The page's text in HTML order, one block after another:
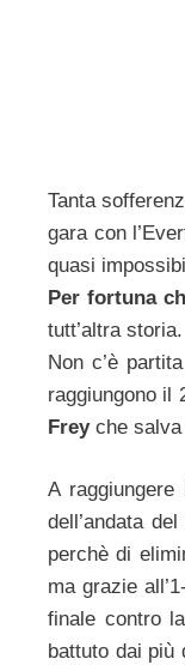
Tanta
gara con
quasi
Per fortuna
tutt’altra storia.
Non c’è
raggiungono il
Frey che
A
dell’andata
perchè di
ma grazie
finale contro
battuto dai più